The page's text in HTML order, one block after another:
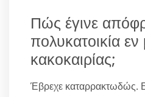
Πώς έγινε
πολυκατοικία
κακοκαιρίας;
Έβρεχε καταρρακτωδώς.